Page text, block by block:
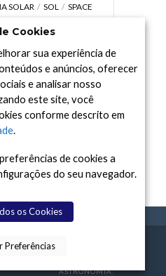
SOLAR SOL
SPACE
SPACE TODAY
ASTRONOMIA.
Cookies
sua experiência de
e anúncios, oferecer
e analisar nosso
este site, você
conforme descrito em
.
de cookies a
do seu navegador.
os Cookies
Preferências